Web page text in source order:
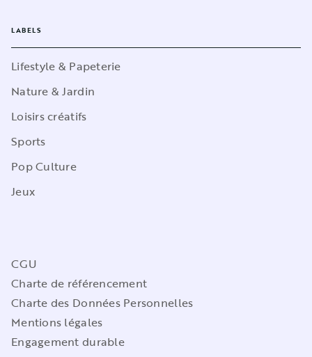
LABELS
Lifestyle & Papeterie
Nature & Jardin
Loisirs créatifs
Sports
Pop Culture
Jeux
CGU
Charte de référencement
Charte des Données Personnelles
Mentions légales
Engagement durable